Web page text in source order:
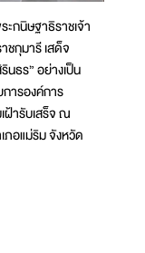
กนิษฐาธิราชเจ้า
กุมารี เสด็จ
นธร” อย่างเป็น
ารองค์การ
ารับเสร็จ ณ
อแม่ริม จังหวัด